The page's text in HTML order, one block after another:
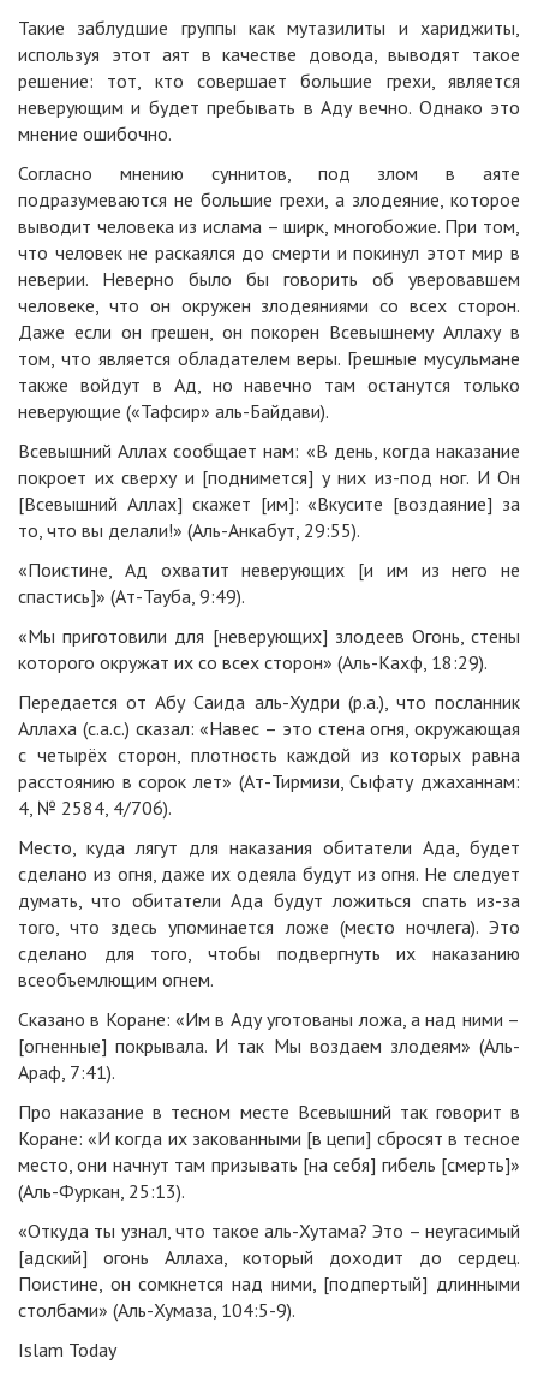
Такие заблудшие группы как мутазилиты и хариджиты,
используя этот аят в качестве довода, выводят такое
решение: тот, кто совершает большие грехи, является
неверующим и будет пребывать в Аду вечно. Однако это
мнение ошибочно.
Согласно мнению суннитов, под злом в аяте
подразумеваются не большие грехи, а злодеяние, которое
выводит человека из ислама – ширк, многобожие. При том,
что человек не раскаялся до смерти и покинул этот мир в
неверии. Неверно было бы говорить об уверовавшем
человеке, что он окружен злодеяниями со всех сторон.
Даже если он грешен, он покорен Всевышнему Аллаху в
том, что является обладателем веры. Грешные мусульмане
также войдут в Ад, но навечно там останутся только
неверующие («Тафсир» аль-Байдави).
Всевышний Аллах сообщает нам: «В день, когда наказание
покроет их сверху и [поднимется] у них из-под ног. И Он
[Всевышний Аллах] скажет [им]: «Вкусите [воздаяние] за
то, что вы делали!» (Аль-Анкабут, 29:55).
«Поистине, Ад охватит неверующих [и им из него не
спастись]» (Ат-Тауба, 9:49).
«Мы приготовили для [неверующих] злодеев Огонь, стены
которого окружат их со всех сторон» (Аль-Кахф, 18:29).
Передается от Абу Саида аль-Худри (р.а.), что посланник
Аллаха (с.а.с.) сказал: «Навес – это стена огня, окружающая
с четырёх сторон, плотность каждой из которых равна
расстоянию в сорок лет» (Ат-Тирмизи, Сыфату джаханнам:
4, № 2584, 4/706).
Место, куда лягут для наказания обитатели Ада, будет
сделано из огня, даже их одеяла будут из огня. Не следует
думать, что обитатели Ада будут ложиться спать из-за
того, что здесь упоминается ложе (место ночлега). Это
сделано для того, чтобы подвергнуть их наказанию
всеобъемлющим огнем.
Сказано в Коране: «Им в Аду уготованы ложа, а над ними –
[огненные] покрывала. И так Мы воздаем злодеям» (Аль-
Араф, 7:41).
Про наказание в тесном месте Всевышний так говорит в
Коране: «И когда их закованными [в цепи] сбросят в тесное
место, они начнут там призывать [на себя] гибель [смерть]»
(Аль-Фуркан, 25:13).
«Откуда ты узнал, что такое аль-Хутама? Это – неугасимый
[адский] огонь Аллаха, который доходит до сердец.
Поистине, он сомкнется над ними, [подпертый] длинными
столбами» (Аль-Хумаза, 104:5-9).
Islam Today